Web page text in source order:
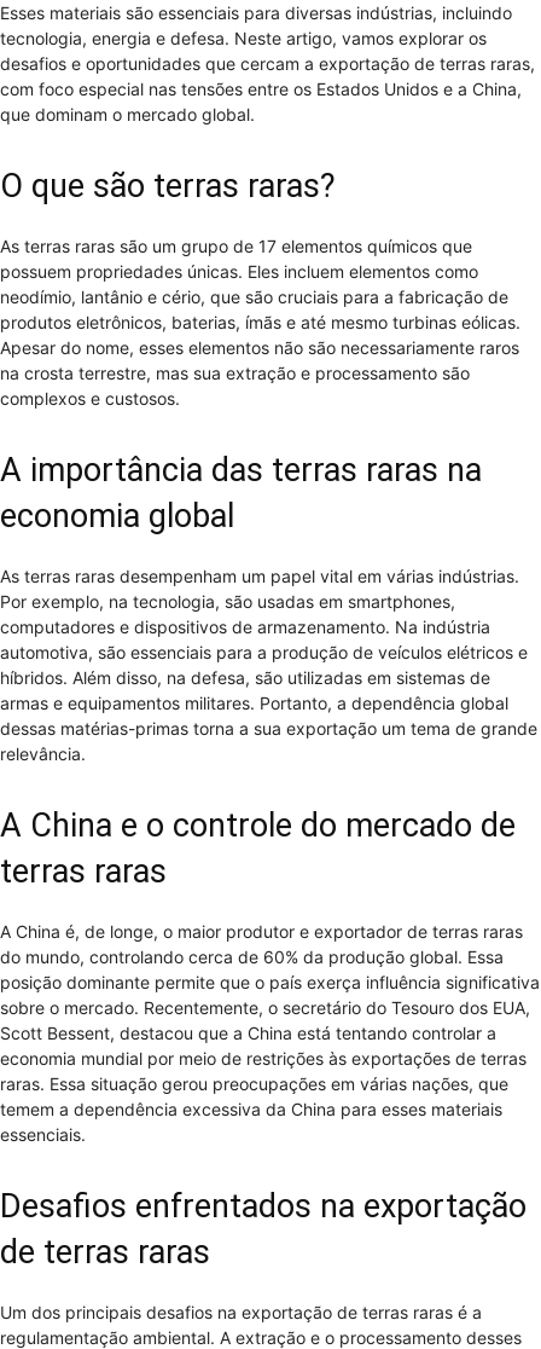
Esses materiais são essenciais para diversas indústrias, incluindo
tecnologia, energia e defesa. Neste artigo, vamos explorar os
desafios e oportunidades que cercam a exportação de terras raras,
com foco especial nas tensões entre os Estados Unidos e a China,
que dominam o mercado global.
O que são terras raras?
As terras raras são um grupo de 17 elementos químicos que
possuem propriedades únicas. Eles incluem elementos como
neodímio, lantânio e cério, que são cruciais para a fabricação de
produtos eletrônicos, baterias, ímãs e até mesmo turbinas eólicas.
Apesar do nome, esses elementos não são necessariamente raros
na crosta terrestre, mas sua extração e processamento são
complexos e custosos.
A importância das terras raras na
economia global
As terras raras desempenham um papel vital em várias indústrias.
Por exemplo, na tecnologia, são usadas em smartphones,
computadores e dispositivos de armazenamento. Na indústria
automotiva, são essenciais para a produção de veículos elétricos e
híbridos. Além disso, na defesa, são utilizadas em sistemas de
armas e equipamentos militares. Portanto, a dependência global
dessas matérias-primas torna a sua exportação um tema de grande
relevância.
A China e o controle do mercado de
terras raras
A China é, de longe, o maior produtor e exportador de terras raras
do mundo, controlando cerca de 60% da produção global. Essa
posição dominante permite que o país exerça influência significativa
sobre o mercado. Recentemente, o secretário do Tesouro dos EUA,
Scott Bessent, destacou que a China está tentando controlar a
economia mundial por meio de restrições às exportações de terras
raras. Essa situação gerou preocupações em várias nações, que
temem a dependência excessiva da China para esses materiais
essenciais.
Desafios enfrentados na exportação
de terras raras
Um dos principais desafios na exportação de terras raras é a
regulamentação ambiental. A extração e o processamento desses